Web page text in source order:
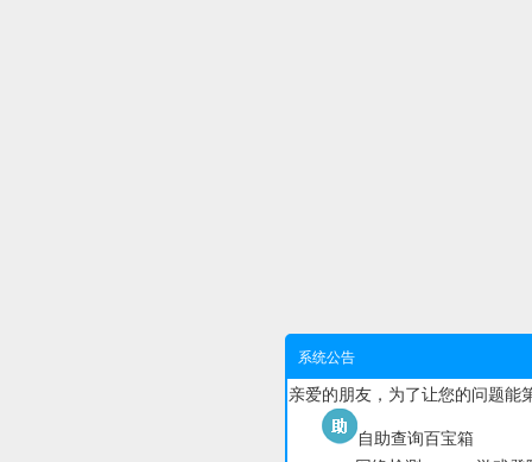
系统公告
亲爱的朋友，为了让您的问题能
自助查询百宝箱